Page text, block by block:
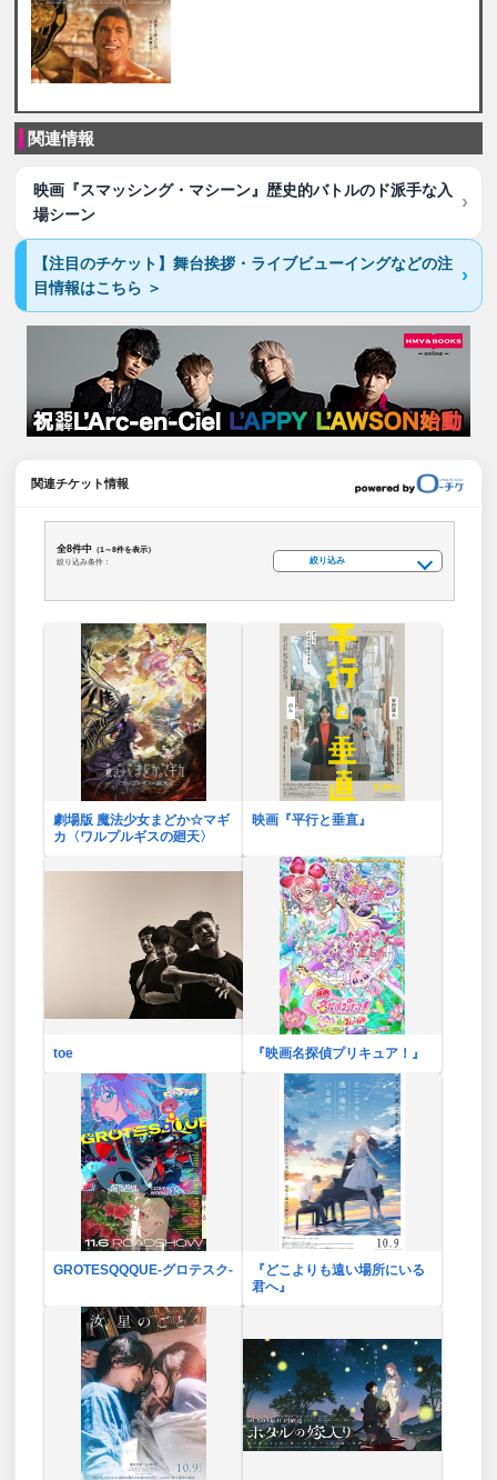
関連情報
映画『スマッシング・マシーン』歴史的バトルのド派手な入
場シーン
【注目のチケット】舞台挨拶・ライブビューイングなどの注
目情報はこちら ＞
関連チケット情報
全8件中 （1～8件を表示）
絞り込み条件：
絞り込み
劇場版 魔法少女まどか☆マギ
カ〈ワルプルギスの廻天〉
映画『平行と垂直』
toe 『映画名探偵プリキュア！』
GROTESQQQUE-グロテスク-
『どこよりも遠い場所にいる
君へ』